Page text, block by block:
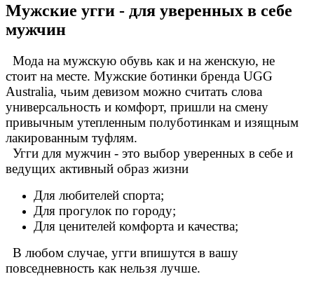
г.Нижний-Новгород
Отзыв от Людмилы
г.Севастополь
Отзыв от Элины
Антонина
Мужские угги - для уверенных в себе
мужчин
Мода на мужскую обувь как и на женскую, не
стоит на месте. Мужские ботинки бренда UGG
Australia, чьим девизом можно считать слова
универсальность и комфорт, пришли на смену
привычным утепленным полуботинкам и изящным
лакированным туфлям.
Угги для мужчин - это выбор уверенных в себе и
ведущих активный образ жизни
Для любителей спорта;
Для прогулок по городу;
Для ценителей комфорта и качества;
В любом случае, угги впишутся в вашу
повседневность как нельзя лучше.